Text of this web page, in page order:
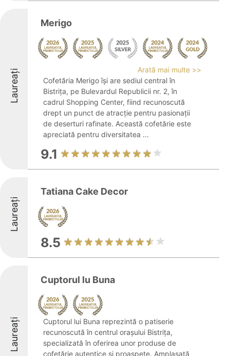
Laureați
Merigo
Arată mai multe >>
Cofetăria Merigo își are sediul central în
Bistrița, pe Bulevardul Republicii nr. 2, în
cadrul Shopping Center, fiind recunoscută
drept un punct de atracție pentru pasionații
de deserturi rafinate. Această cofetărie este
apreciată pentru diversitatea ...
9.1
Laureați
Tatiana Cake Decor
8.5
Laureați
Cuptorul lu Buna
Cuptorul lui Buna reprezintă o patiserie
recunoscută în centrul orașului Bistrița,
specializată în oferirea unor produse de
cofetărie autentice și proaspete. Amplasată